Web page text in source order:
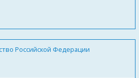
Российской Федерации